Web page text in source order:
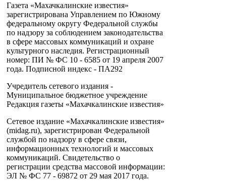
Газета «Махачкалинские известия»
зарегистрирована Управлением по Южному
федеральному округу Федеральной службы
по надзору за соблюдением законодательства
в сфере массовых коммуникаций и охране
культурного наследия. Регистрационный
номер: ПИ № ФС 10 - 6585 от 19 апреля 2007
года. Подписной индекс - ПА292
Учредитель сетевого издания -
Муниципальное бюджетное учреждение
Редакция газеты «Махачкалинские известия»
Сетевое издание «Махачкалинские известия»
(midag.ru), зарегистрирован Федеральной
службой по надзору в сфере связи,
информационных технологий и массовых
коммуникаций. Свидетельство о
регистрации средства массовой информации:
ЭЛ № ФС 77 - 69872 от 29 мая 2017 года.